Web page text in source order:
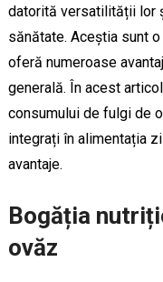
datorită versatilității lor
sănătate. Aceștia sunt
oferă numeroase
generală. În acest
consumului de fulgi de
integrați în alimentația
avantaje.
Bogăția
ovăz